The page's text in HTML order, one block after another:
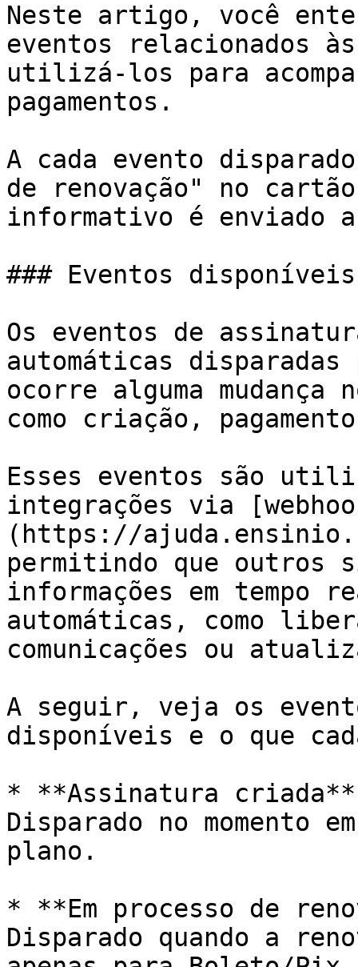
Neste artigo, você
eventos relacionados
utilizá-los para
pagamentos.
A cada evento
de renovação" no
informativo é enviado
### Eventos disponíveis
Os eventos de
automáticas disparadas
ocorre alguma
como criação,
Esses eventos são
integrações via
(https://
permitindo que outros
informações em tempo
automáticas, como
comunicações ou
A seguir, veja os
disponíveis e o que
* **Assinatura criada**
Disparado no momento
plano.
* **Em processo de
Disparado quando a